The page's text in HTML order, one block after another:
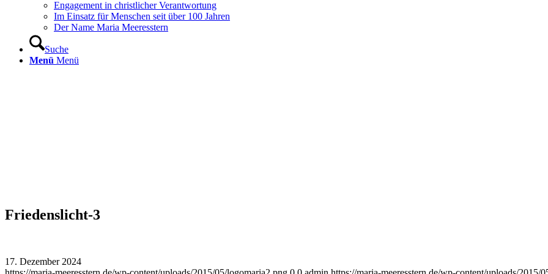
Engagement in christlicher Verantwortung
Im Einsatz für Menschen seit über 100 Jahren
Der Name Maria Meeresstern
Suche
Menü Menü
Friedenslicht-3
17. Dezember 2024